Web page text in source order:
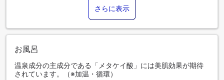
さらに表示
お風呂
温泉成分の主成分である「メタケイ酸」には美肌効果が期待
されています。（※加温・循環）